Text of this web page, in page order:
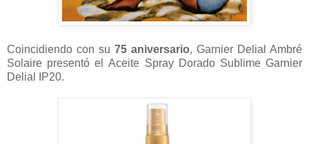
Coincidiendo con su 75 aniversario, Garnier Delial Ambré
Solaire presentó el Aceite Spray Dorado Sublime Garnier
Delial IP20.